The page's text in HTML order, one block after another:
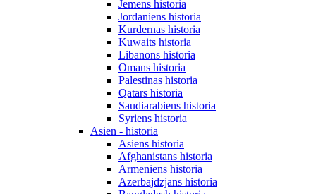
Jemens historia
Jordaniens historia
Kurdernas historia
Kuwaits historia
Libanons historia
Omans historia
Palestinas historia
Qatars historia
Saudiarabiens historia
Syriens historia
Asien - historia
Asiens historia
Afghanistans historia
Armeniens historia
Azerbajdzjans historia